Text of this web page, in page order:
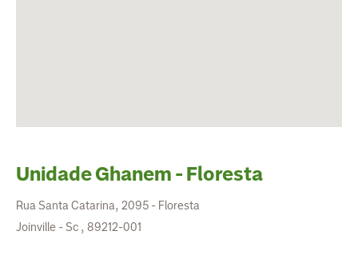
UnidadeGhanem - Floresta
Rua Santa Catarina, 2095 - Floresta
Joinville - Sc , 89212-001